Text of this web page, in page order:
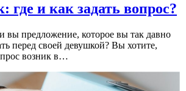
где и как задать вопрос?
вы предложение, которое вы так давно
перед своей девушкой? Вы хотите,
возник в…